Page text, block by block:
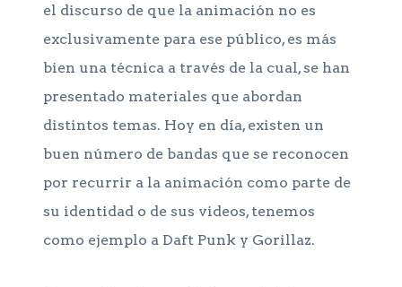
el discurso de que la animación no es
exclusivamente para ese público, es más
bien una técnica a través de la cual, se han
presentado materiales que abordan
distintos temas. Hoy en día, existen un
buen número de bandas que se reconocen
por recurrir a la animación como parte de
su identidad o de sus videos, tenemos
como ejemplo a Daft Punk y Gorillaz.